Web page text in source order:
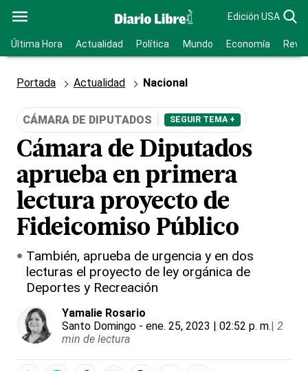
Edición USA
Última Hora Actualidad Política Mundo Economía
Portada Actualidad Nacional
CÁMARA DE DIPUTADOS SEGUIR TEMA +
Cámara de Diputados
aprueba en primera
lectura proyecto de
Fideicomiso Público
También, aprueba de urgencia y en dos
lecturas el proyecto de ley orgánica de
Deportes y Recreación
Yamalie Rosario
Santo Domingo - ene. 25, 2023 | 02:52 p. m.| 2
min de lectura